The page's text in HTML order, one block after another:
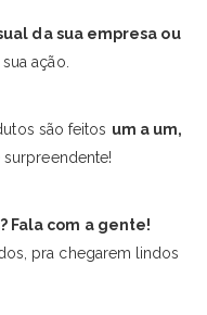
da sua empresa ou
ação.
são feitos um a um,
Fala com a gente!
pra chegarem lindos